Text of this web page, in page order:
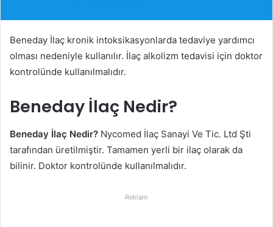
Beneday İlaç kronik intoksikasyonlarda tedaviye yardımcı
olması nedeniyle kullanılır. İlaç alkolizm tedavisi için doktor
kontrolünde kullanılmalıdır.
Beneday İlaç Nedir?
Beneday İlaç Nedir? Nycomed İlaç Sanayi Ve Tic. Ltd Şti
tarafından üretilmiştir. Tamamen yerli bir ilaç olarak da
bilinir. Doktor kontrolünde kullanılmalıdır.
Reklam